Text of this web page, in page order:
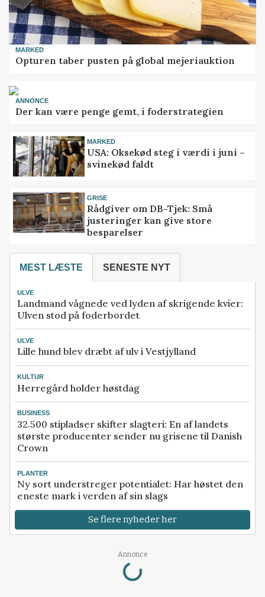
MARKED
Opturen taber pusten på global mejeriauktion
ANNONCE
Der kan være penge gemt, i foderstrategien
MARKED
USA: Oksekød steg i værdi i juni –
svinekød faldt
GRISE
Rådgiver om DB-Tjek: Små
justeringer kan give store
besparelser
MEST LÆSTE SENESTE NYT
ULVE
Landmand vågnede ved lyden af skrigende kvier:
Ulven stod på foderbordet
ULVE
Lille hund blev dræbt af ulv i Vestjylland
KULTUR
Herregård holder høstdag
BUSINESS
32.500 stipladser skifter slagteri: En af landets
største producenter sender nu grisene til Danish
Crown
PLANTER
Ny sort understreger potentialet: Har høstet den
eneste mark i verden af sin slags
Se flere nyheder her
Annonce
Loading...